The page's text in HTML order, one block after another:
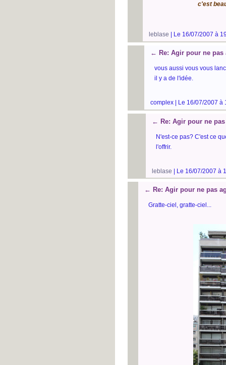
c'est
leblase | Le 16/07/2007 à
← Re: Agir pour ne pas
vous aussi vous vous
il y a de l'idée.
complex | Le 16/07/2007 à
← Re: Agir pour ne
N'est-ce pas? C'est ce
l'offrir.
leblase | Le 16/07/2007 à
← Re: Agir pour ne pas
Gratte-ciel, gratte-ciel...